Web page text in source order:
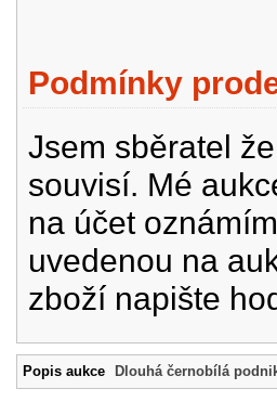
Podmínky
Jsem sběratel
souvisí. Mé
na účet
uvedenou na
zboží napište
Popis aukce Dlouhá černobílá